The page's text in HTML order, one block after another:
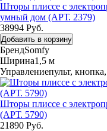
Шторы плиссе с
умный дом (АРТ. 2379)
38994 Руб.
Добавить в корзину
БрендSomfy
Ширина1,5 м
Управлениепульт,
Шторы плиссе с
(АРТ. 5790)
21890 Руб.